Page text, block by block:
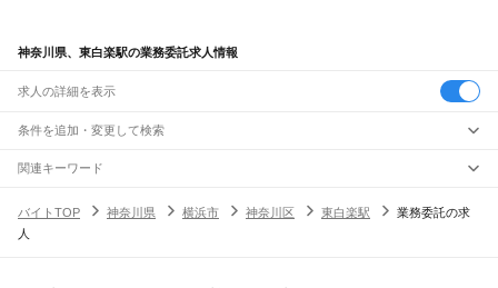
神奈川県、東白楽駅の業務委託求人情報
求人の詳細を表示
条件を追加・変更して検索
市区町村を追加・変更
神奈川県
すべて
駅を追加・変更
関連キーワード
バイトTOP
神奈川県 横浜市 神奈川区 東白楽駅
業務委託の求
人